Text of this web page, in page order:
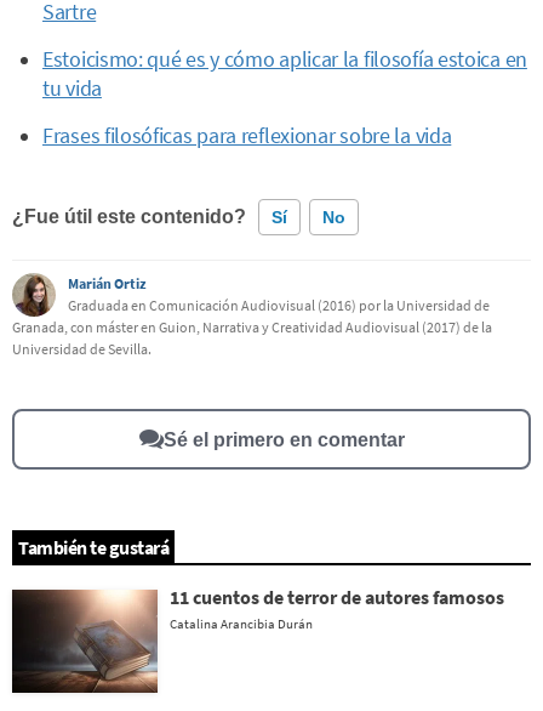
Sartre
Estoicismo: qué es y cómo aplicar la filosofía estoica en
tu vida
Frases filosóficas para reflexionar sobre la vida
¿Fue útil este contenido? Sí No
Este contenido contiene información incorrecta
Este contenido no tiene la información que busco
Marián Ortiz
Graduada en Comunicación Audiovisual (2016) por la Universidad de
Granada, con máster en Guion, Narrativa y Creatividad Audiovisual (2017) de la
Universidad de Sevilla.
Sé el primero en comentar
También te gustará
11 cuentos de terror de autores famosos
Catalina Arancibia Durán